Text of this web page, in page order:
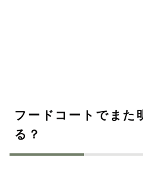
フードコートでまた
る？